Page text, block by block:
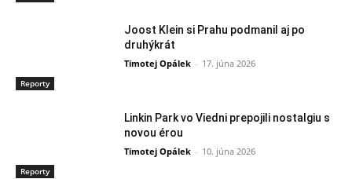
Reporty
Joost Klein si Prahu podmanil aj po
druhýkrát
Timotej Opálek - 17. júna 2026
Reporty
Linkin Park vo Viedni prepojili nostalgiu s
novou érou
Timotej Opálek - 10. júna 2026